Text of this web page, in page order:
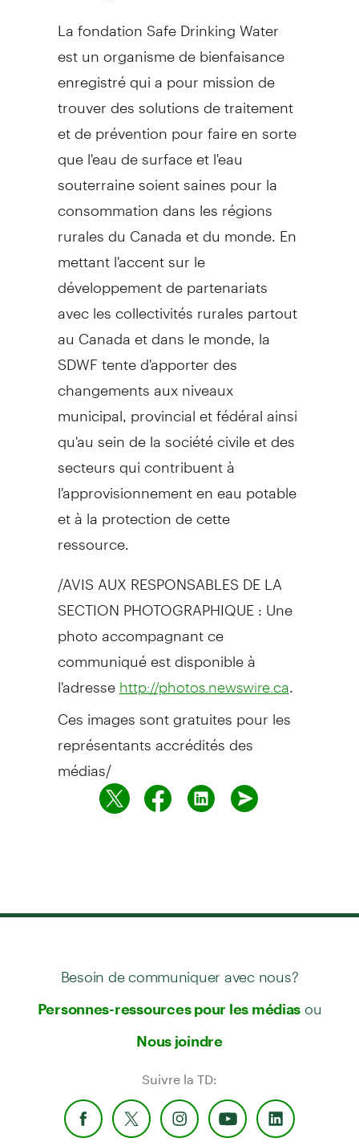
La fondation Safe Drinking Water
est un organisme de bienfaisance
enregistré qui a pour mission de
trouver des solutions de traitement
et de prévention pour faire en sorte
que l'eau de surface et l'eau
souterraine soient saines pour la
consommation dans les régions
rurales du Canada et du monde. En
mettant l'accent sur le
développement de partenariats
avec les collectivités rurales partout
au Canada et dans le monde, la
SDWF tente d'apporter des
changements aux niveaux
municipal, provincial et fédéral ainsi
qu'au sein de la société civile et des
secteurs qui contribuent à
l'approvisionnement en eau potable
et à la protection de cette
ressource.
/AVIS AUX RESPONSABLES DE LA
SECTION PHOTOGRAPHIQUE : Une
photo accompagnant ce
communiqué est disponible à
l'adresse http://photos.newswire.ca
Ces images sont gratuites pour les
représentants accrédités des
médias/
Besoin de communiquer avec nous?
Personnes-ressources pour les médias ou
Nous joindre
Suivre la TD: